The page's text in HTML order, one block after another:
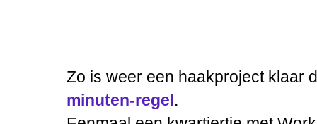
Zo is weer een haakproject klaar
minuten-regel.